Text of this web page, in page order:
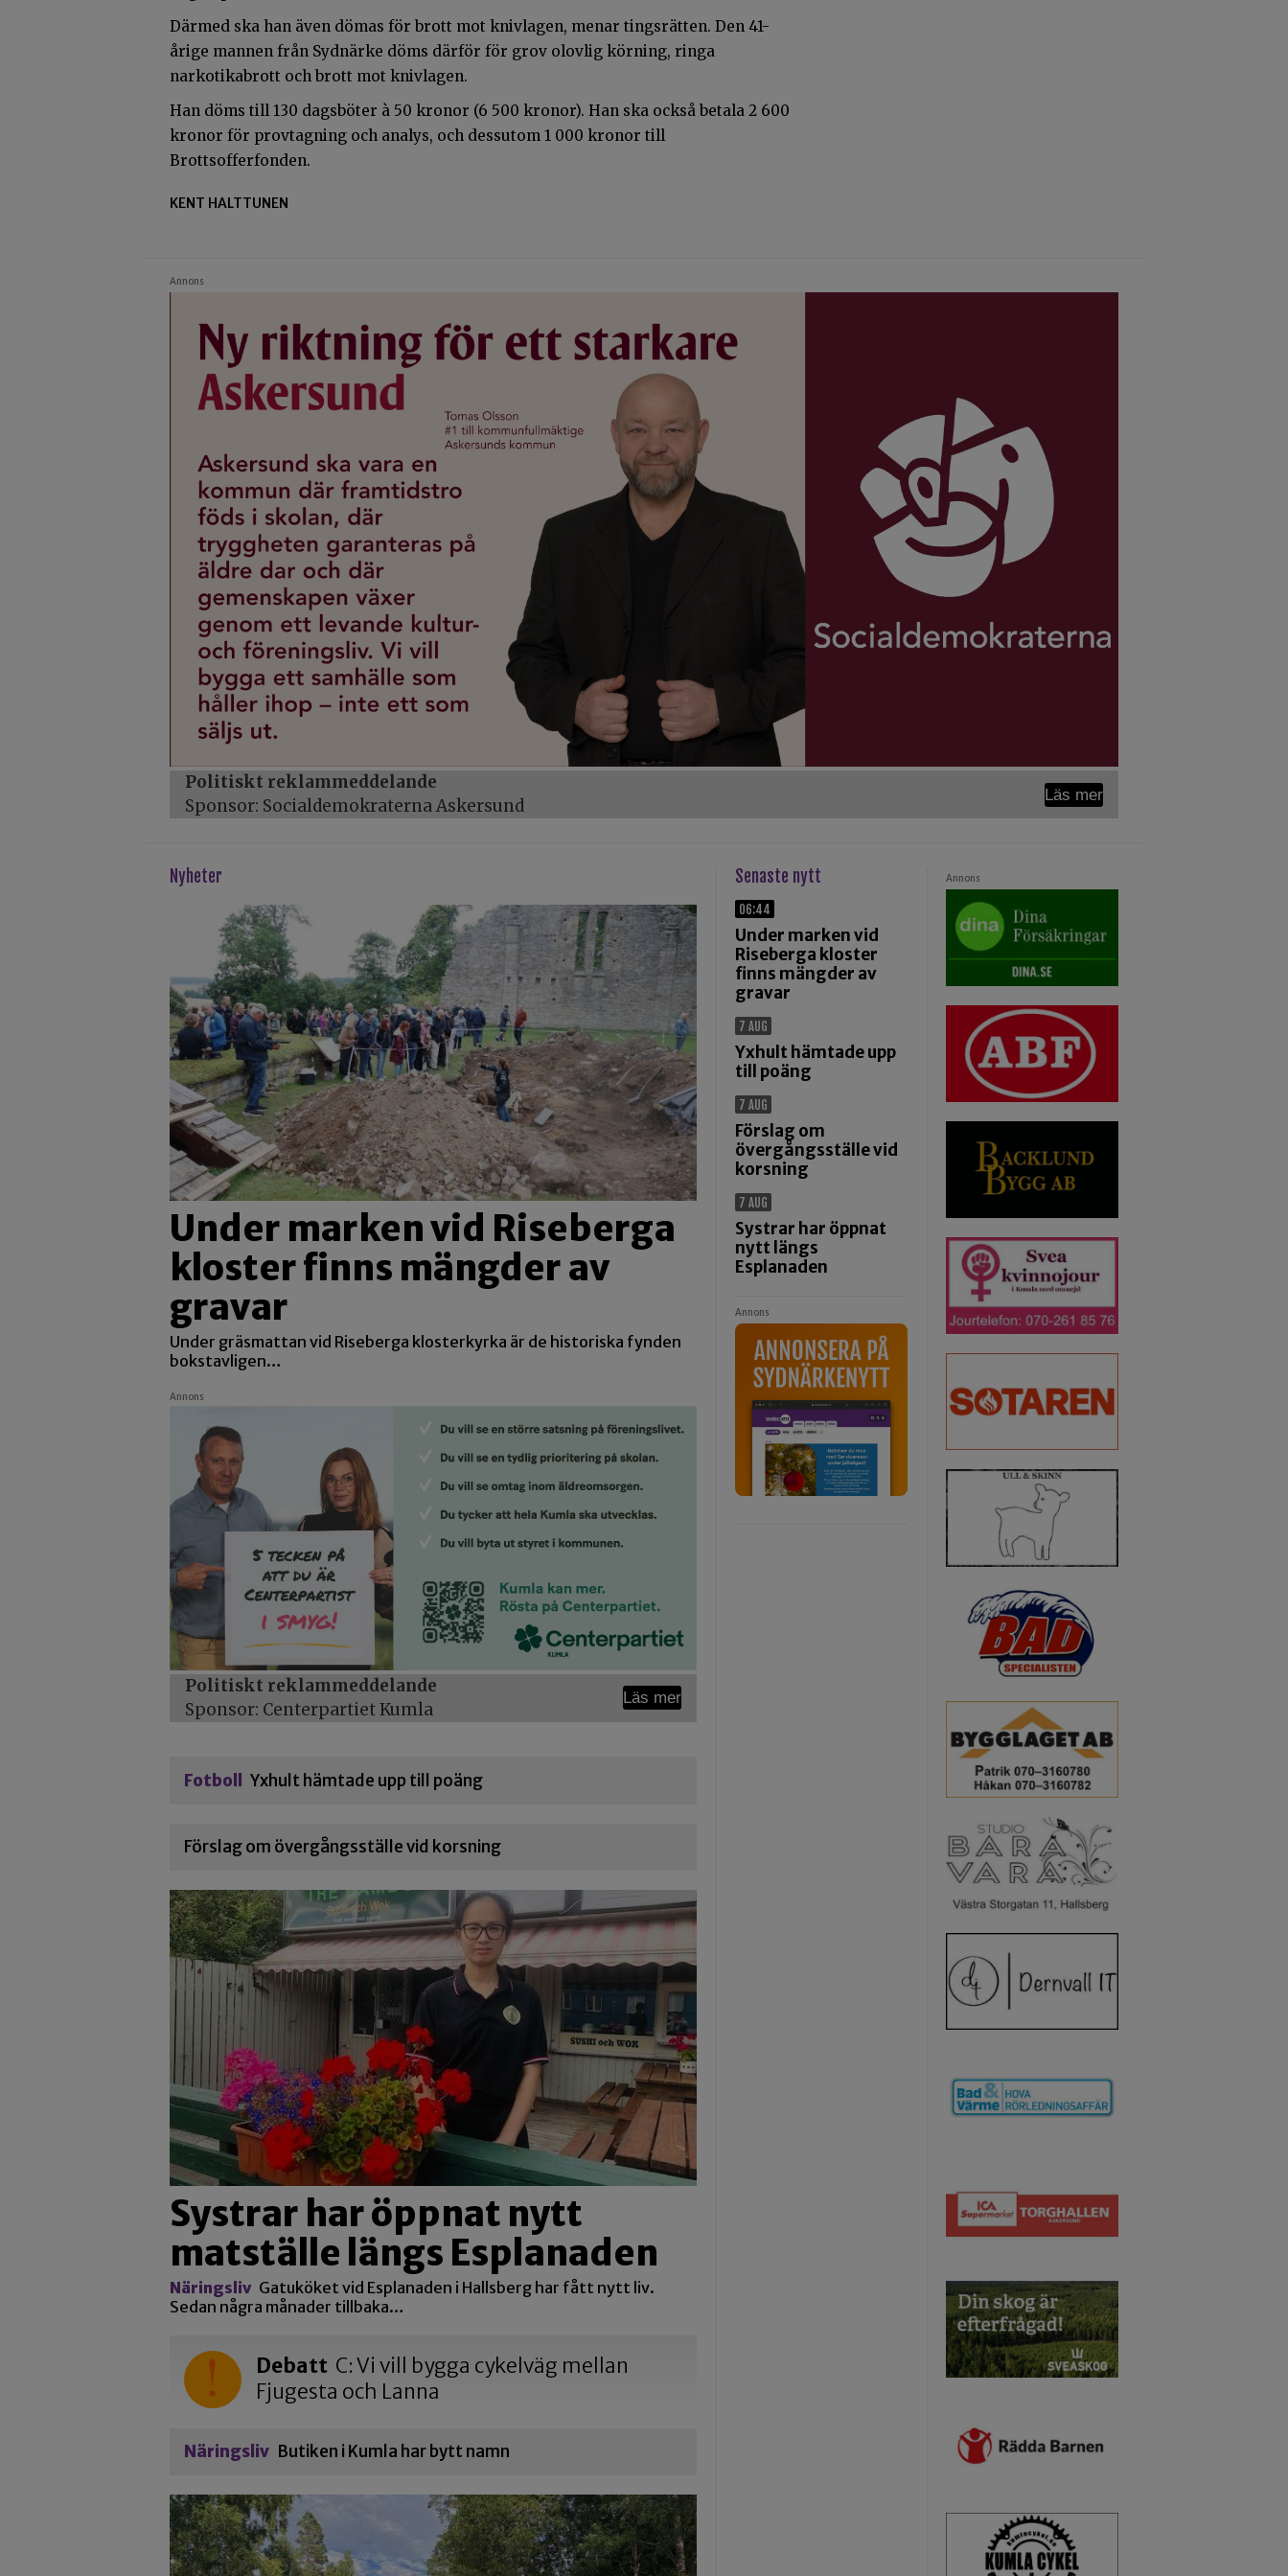
Därmed ska han även dömas för brott mot knivlagen, menar tingsrätten. Den 41-
årige mannen från Sydnärke döms därför för grov olovlig körning, ringa
narkotikabrott och brott mot knivlagen.
Han döms till 130 dagsböter à 50 kronor (6 500 kronor). Han ska också betala 2 600
kronor för provtagning och analys, och dessutom 1 000 kronor till
Brottsofferfonden.
KENT HALTTUNEN
Annons
Politiskt reklammeddelande
Sponsor: Socialdemokraterna Askersund
Läs mer
Nyheter
Under marken vid Riseberga
kloster finns mängder av
gravar
Under gräsmattan vid Riseberga klosterkyrka är de historiska fynden
bokstavligen…
Annons
Politiskt reklammeddelande
Sponsor: Centerpartiet Kumla
Läs mer
Fotboll Yxhult hämtade upp till poäng
Förslag om övergångsställe vid korsning
Systrar har öppnat nytt
matställe längs Esplanaden
Näringsliv Gatuköket vid Esplanaden i Hallsberg har fått nytt liv.
Sedan några månader tillbaka…
Debatt C: Vi vill bygga cykelväg mellan
Fjugesta och Lanna
Näringsliv Butiken i Kumla har bytt namn
Senaste nytt
06:44
Under marken vid
Riseberga kloster
finns mängder av
gravar
7 AUG
Yxhult hämtade upp
till poäng
7 AUG
Förslag om
övergångsställe vid
korsning
7 AUG
Systrar har öppnat
nytt längs
Esplanaden
Annons
Annons